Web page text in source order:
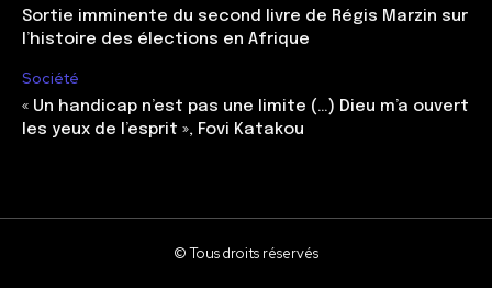
Sortie imminente du second livre de Régis Marzin sur
l’histoire des élections en Afrique
Société
« Un handicap n’est pas une limite (…) Dieu m’a ouvert
les yeux de l’esprit », Fovi Katakou
© Tous droits réservés